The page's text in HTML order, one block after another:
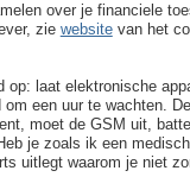
over je financiele
zie websitevan het
op: laat elektronische
een uur te wachten.
moet de GSM uit,
je zoals ik een
uitlegt waarom je niet